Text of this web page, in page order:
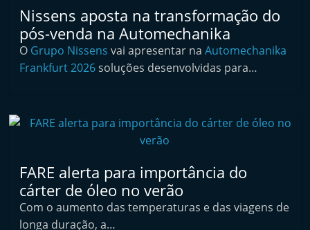
a
k
e
u
m
ó
Nissens aposta na transformação do
pós-venda na Automechanika
O Grupo Nissens vai apresentar naAutomechanika
Frankfurt 2026soluções desenvolvidas para…
FARE alerta para importância do
cárter de óleo no verão
Com o aumento das temperaturas e das viagens de
longa duração, a…